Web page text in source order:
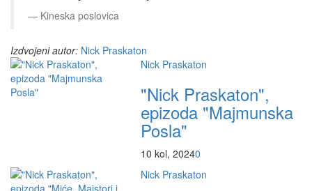
Kineska poslovica
Izdvojeni autor: Nick Praskaton
Nick Praskaton
"Nick Praskaton",
epizoda "Majmunska
Posla"
10 kol, 20240
Nick Praskaton